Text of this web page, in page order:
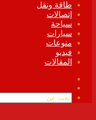
طاقة ونقل
إتصالات
سياحة
سيارات
منوعات
فيديو
المقالات
الموقع